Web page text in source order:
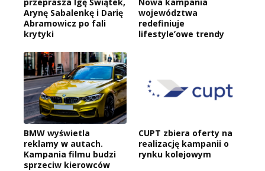
Arynę Sabalenkę i Darię
Abramowicz po fali
krytyki
województwa
redefiniuje
lifestyle’owe trendy
BMW wyświetla
reklamy w autach.
Kampania filmu budzi
sprzeciw kierowców
CUPT zbiera oferty na
realizację kampanii o
rynku kolejowym